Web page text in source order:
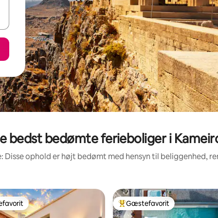
bedst bedømte ferieboliger i
Disse ophold er højt bedømt med hensyn til beliggenhed,
Bedste gæstefavorit
Gæstefavorit